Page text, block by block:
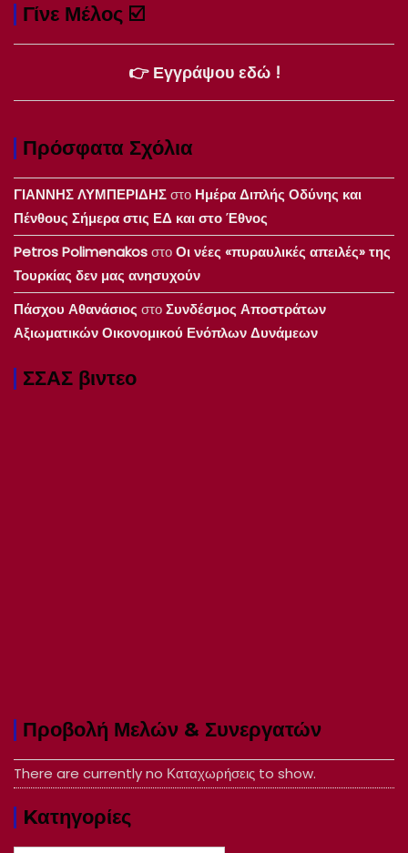
Γίνε Μέλος ☑️
👉 Εγγράψου εδώ !
Πρόσφατα Σχόλια
ΓΙΑΝΝΗΣ ΛΥΜΠΕΡΙΔΗΣστο Ημέρα Διπλής Οδύνης και
Πένθους Σήμερα στις ΕΔ και στο Έθνος
Petros PolimenakosστοΟι νέες «πυραυλικές απειλές» της
Τουρκίας δεν μας ανησυχούν
Πάσχου Αθανάσιος στοΣυνδέσμος Αποστράτων
Αξιωματικών Οικονομικού Ενόπλων Δυνάμεων
ΣΣΑΣ βιντεο
Προβολή Μελών & Συνεργατών
There are currently no Καταχωρήσεις to show.
Kατηγορίες